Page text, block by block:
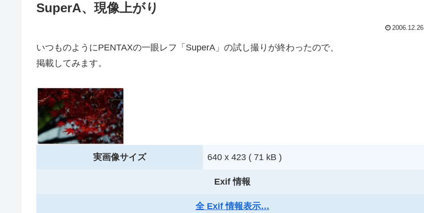
SuperA、現像上がり
2006.12.26
いつものようにPENTAXの一眼レフ「SuperA」の試し撮りが終わったので、
掲載してみます。
実画像サイズ 640 x 423 ( 71 kB )
Exif 情報
全 Exif 情報表示…